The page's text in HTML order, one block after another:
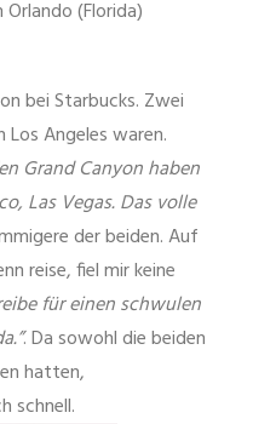
Orlando (Florida)
bei Starbucks. Zwei
Angeles waren.
Grand Canyon haben
Las Vegas. Das volle
der beiden. Auf
reise, fiel mir keine
für einen schwulen
. Da sowohl die beiden
hatten,
schnell.